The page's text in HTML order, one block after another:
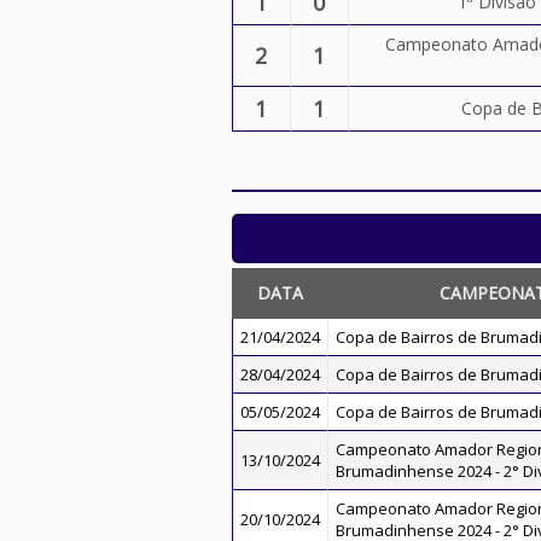
2 1 Campeonato
1 1 Copa de
DATA
21/04/2024
Copa de Bairros de
28/04/2024
Copa de Bairros de
05/05/2024
Copa de Bairros de
13/10/2024
Campeonato Amador
Brumadinhense 2024 - 2°
20/10/2024
Campeonato Amador
Brumadinhense 2024 - 2°